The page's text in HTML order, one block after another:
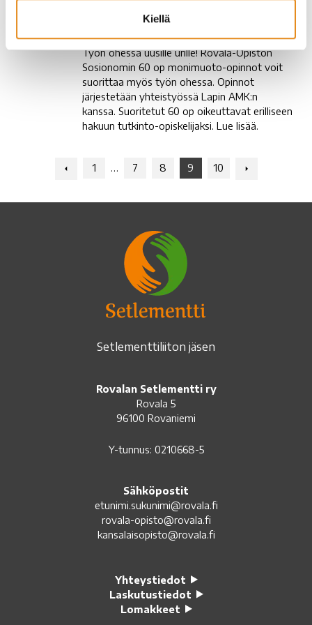
Kiellä
–
monimuoto
Työn ohessa uusille urille! Rovala-Opiston
Sosionomin 60 op monimuoto-opinnot voit
suorittaa myös työn ohessa. Opinnot
järjestetään yhteistyössä Lapin AMK:n
kanssa. Suoritetut 60 op oikeuttavat erilliseen
hakuun tutkinto-opiskelijaksi. Lue lisää.
Navigation:
1 … 7 8 9 10
Setlementtiliiton jäsen
Rovalan Setlementti ry
Rovala 5
96100 Rovaniemi
Y-tunnus: 0210668-5
Sähköpostit
etunimi.sukunimi@rovala.fi
rovala-opisto@rovala.fi
kansalaisopisto@rovala.fi
Yhteystiedot
Laskutustiedot
Lomakkeet